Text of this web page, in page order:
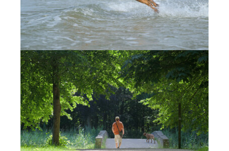
Show larger version